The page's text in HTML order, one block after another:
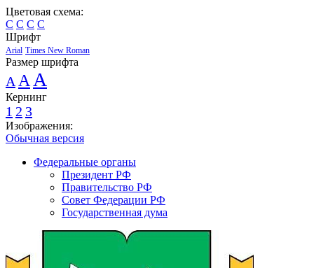
Цветовая схема:
C C C C
Шрифт
Arial Times New Roman
Размер шрифта
A A A
Кернинг
1 2 3
Изображения:
Обычная версия
Федеральные органы
Президент РФ
Правительство РФ
Совет Федерации РФ
Государственная дума